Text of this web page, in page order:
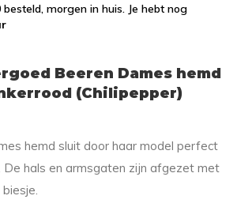
besteld, morgen in huis. Je hebt nog
Beeren Dames hemd
(Chilipepper)
hemd sluit door haar model perfect
De hals en armsgaten zijn afgezet met